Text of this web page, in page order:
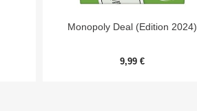
Aperçu rapide
Monopoly Deal (Edition 2024)
9,99 €